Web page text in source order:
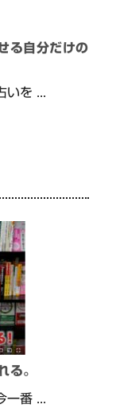
る自分だけの
いを ...
る。
一番 ...